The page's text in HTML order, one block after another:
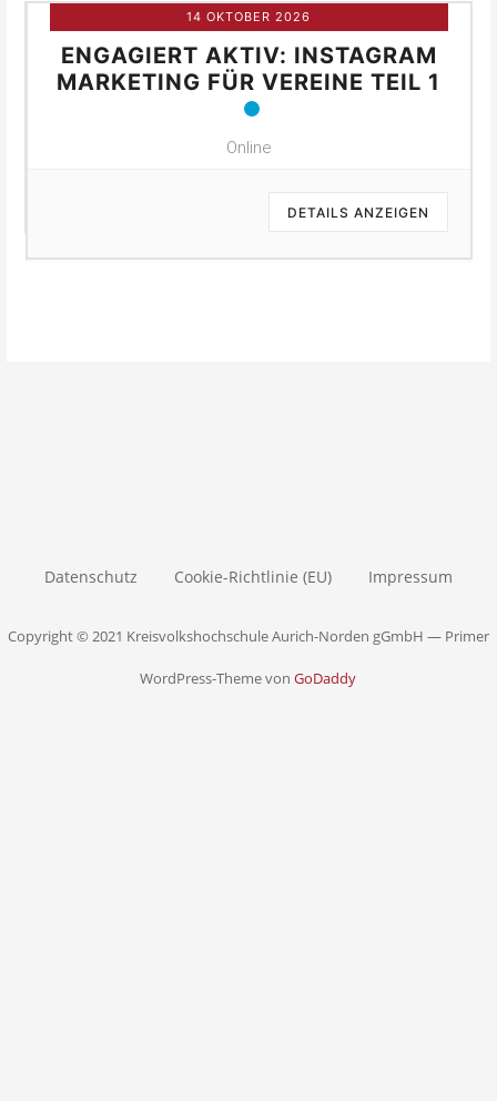
14 OKTOBER 2026
ENGAGIERT AKTIV: INSTAGRAM
MARKETING FÜR VEREINE TEIL 1
Online
DETAILS ANZEIGEN
Datenschutz Cookie-Richtlinie (EU) Impressum
Copyright © 2021 Kreisvolkshochschule Aurich-Norden gGmbH — Primer
WordPress-Theme vonGoDaddy